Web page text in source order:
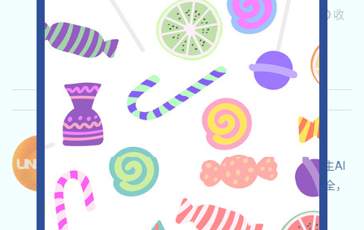
ETH/ERC/EVM Mail
收
录时间: 2026/05/15
重要程度:
★★★3.0 查阅详情
Unicity-XP 语言：
Unicity正在進行XP任務活動，這是一個WEB3自主AI
項目，打开活动页面，自行儘調，確保並自負安全，
完成各项任务，邀请获得更多！